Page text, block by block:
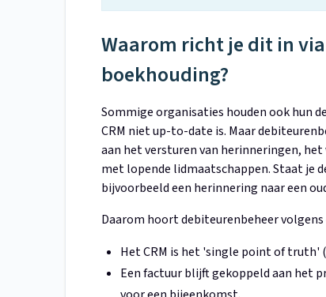
Waarom richt je dit in
boekhouding?
Sommige organisaties houden ook hun
CRM niet up-to-date is. Maar
aan het versturen van herinneringen,
met lopende lidmaatschappen. Staat je
bijvoorbeeld een herinnering naar een
Daarom hoort debiteurenbeheer
Het CRM is het 'single point of truth'
Een factuur blijft gekoppeld aan het